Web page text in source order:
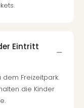
Eintritt
dem Freizeitpark.
die Kinder